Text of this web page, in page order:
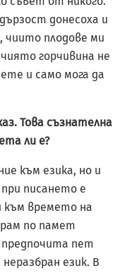
донесоха и
плодове ми
горчивина не
и само мога да
Това съзнателна
ли е?
към езика, но и
писането е
времето на
по памет
предпочита пет
език. В